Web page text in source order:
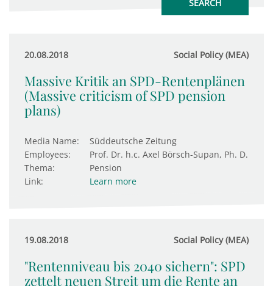
20.08.2018 Social Policy (MEA)
Massive Kritik an SPD-Rentenplänen
(Massive criticism of SPD pension
plans)
Media Name:
Süddeutsche Zeitung
Employees:
Prof. Dr. h.c. Axel Börsch-Supan, Ph. D.
Thema:
Pension
Link:
Learn more
19.08.2018 Social Policy (MEA)
"Rentenniveau bis 2040 sichern": SPD
zettelt neuen Streit um die Rente an